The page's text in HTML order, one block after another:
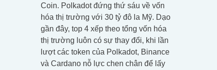
Coin. Polkadot đứng thứ sáu về vốn
hóa thị trường với 30 tỷ đô la Mỹ. Dạo
gần đây, top 4 xếp theo tổng vốn hóa
thị trường luôn có sự thay đổi, khi lần
lượt các token của Polkadot, Binance
và Cardano nỗ lực chen chân để lấy